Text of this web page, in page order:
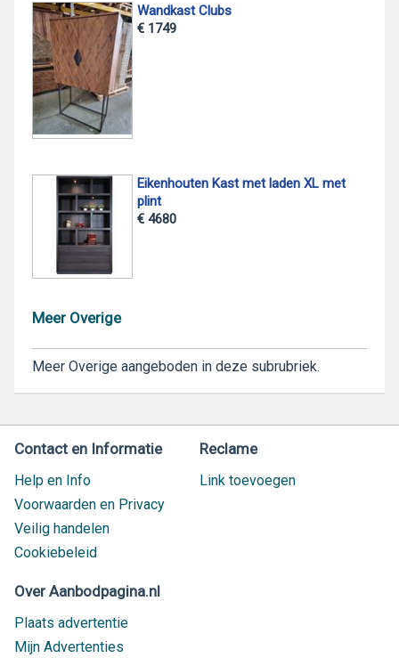
Wandkast Clubs
€ 1749
Eikenhouten Kast met laden XL met
plint
€ 4680
Meer Overige
Meer Overige aangeboden in deze subrubriek.
Contact en Informatie
Help en Info
Voorwaarden en Privacy
Veilig handelen
Cookiebeleid
Reclame
Link toevoegen
Over Aanbodpagina.nl
Plaats advertentie
Mijn Advertenties